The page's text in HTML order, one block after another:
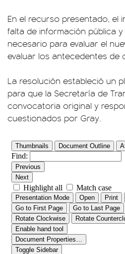
En el recurso presentado, el
falta de información pública
necesario para evaluar el
evaluar los antecedentes de
La resolución estableció un
para que la Secretaría de
convocatoria original y
cuestionados por Gray.